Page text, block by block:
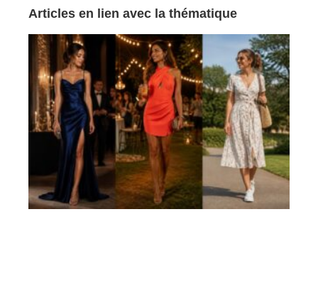
Articles en lien avec la thématique